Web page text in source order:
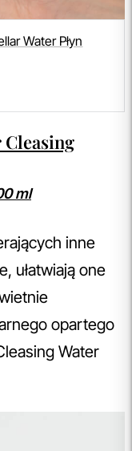
Water Płyn
ml
inne
ułatwiają one
opartego
Water